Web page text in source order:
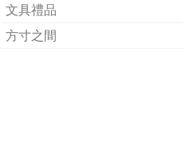
文具禮品
方寸之間